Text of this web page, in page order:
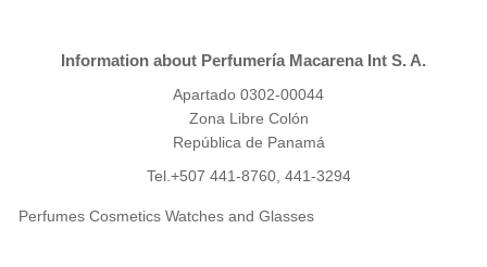
Information about Perfumería Macarena Int S. A.
Apartado 0302-00044
Zona Libre Colón
República de Panamá
Tel.+507 441-8760, 441-3294
Perfumes Cosmetics Watches and Glasses